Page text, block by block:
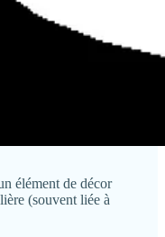
élément de décor
(souvent liée à